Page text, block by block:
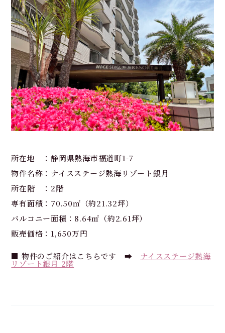
所在地 ：静岡県熱海市福道町1-7
物件名称：ナイスステージ熱海リゾート銀月
所在階 ：2階
専有面積：70.50㎡（約21.32坪）
バルコニー面積：8.64㎡（約2.61坪）
販売価格：1,650万円
■ 物件のご紹介はこちらです ➡ ナイスステージ熱海
リゾート銀月 2階